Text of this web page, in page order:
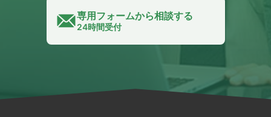
専用フォームから相談する
24時間受付